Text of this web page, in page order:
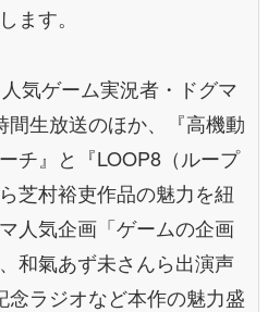
ます。
気ゲーム実況者・ドグマ
間生放送のほか、『高機動
チ』と『LOOP8（ループ
芝村裕吏作品の魅力を紐
人気企画「ゲームの企画
和氣あず未さんら出演声
ラジオなど本作の魅力盛